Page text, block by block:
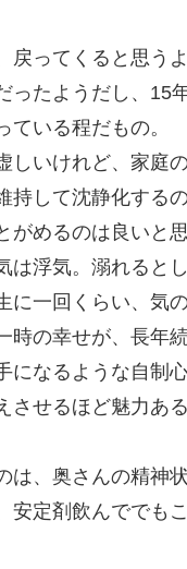
戻ってくると思うよ
ったようだし、15
ている程だもの。
しいけれど、家庭
持して沈静化する
がめるのは良いと
は浮気。溺れると
に一回くらい、気
時の幸せが、長年
になるような自制
させるほど魅力あ
は、奥さんの精神
安定剤飲んででも